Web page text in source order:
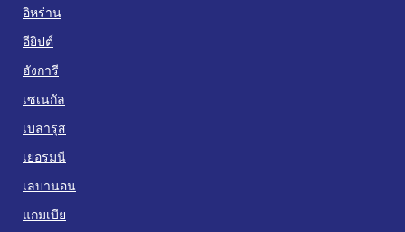
อิหร่าน
อียิปต์
ฮังการี
เซเนกัล
เบลารุส
เยอรมนี
เลบานอน
แกมเบีย